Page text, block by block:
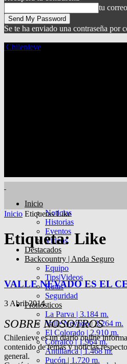
tu
Se te ha enviado una contraseña por
Chilenieve
Inicio
Noticias
Historias
Eventos
Videos
Destacados
Backcountry | Anda Seguro
Equipo
Tips|Videos
Rutas
Seguridad
Pronósticos
La Parva | 3.184 m.
Valle Nevado | 3.264 m.
El Colorado | 2.910 m.
Corralco | 1.964 m.
Antillanca | 1.468 m.
Pucón | 1.720 m.
Inicio Etiquetas Like
Etiqueta: Like
VALLE NEVADO ES EL
3 Abril 2014
SOBRE NOSOTROS
Chilenieve es un diario online
contenido de temas y noticias
general.